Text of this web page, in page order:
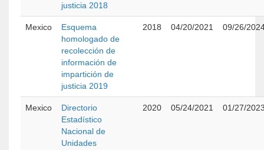
justicia 2018
Mexico
Esquema
homologado de
recolección de
información de
impartición de
justicia 2019
2018 04/20/2021 09/26/
Mexico
Directorio
Estadístico
Nacional de
Unidades
2020 05/24/2021 01/27/